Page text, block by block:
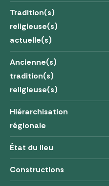
Tradition(s)
religieuse(s)
actuelle(s)
Ancienne(s)
tradition(s)
religieuse(s)
Hiérarchisation
régionale
État du lieu
Constructions